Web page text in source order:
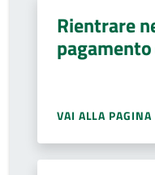
Rientrare
VAI ALLA PAGINA